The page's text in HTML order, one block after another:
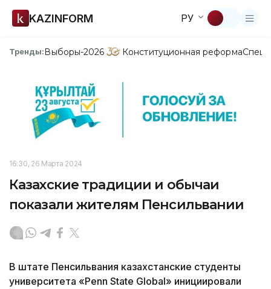
KAZINFORM РУ
Тренды:Выборы-2026 Конституционная реформа
16:30, 26 Марта 2024
Казахские традиции и обычаи
показали жителям Пенсильвании
В штате Пенсильвания казахстанские студенты
университета «Penn State Global» инициировали